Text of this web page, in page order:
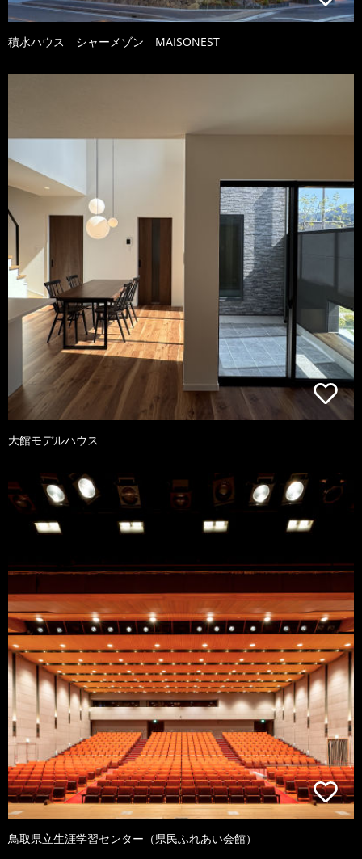
積水ハウス シャーメゾン MAISONEST
大館モデルハウス
鳥取県立生涯学習センター（県民ふれあい会館）